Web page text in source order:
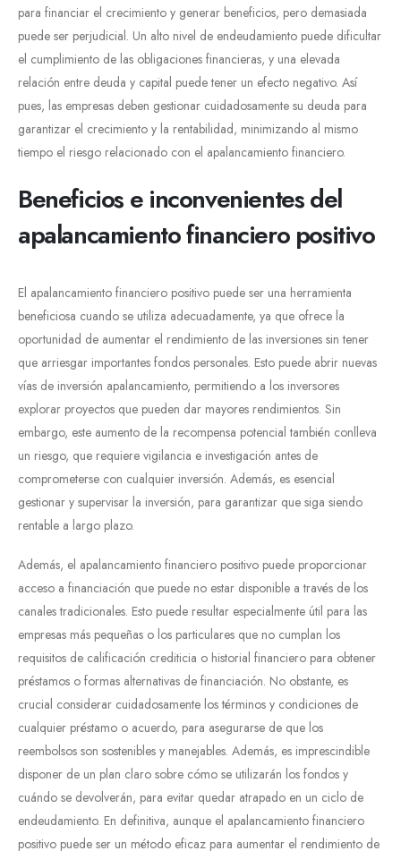
para financiar el crecimiento y generar beneficios, pero demasiada
puede ser perjudicial. Un alto nivel de endeudamiento puede dificultar
el cumplimiento de las obligaciones financieras, y una elevada
relación entre deuda y capital puede tener un efecto negativo. Así
pues, las empresas deben gestionar cuidadosamente su deuda para
garantizar el crecimiento y la rentabilidad, minimizando al mismo
tiempo el riesgo relacionado con el apalancamiento financiero.
Beneficios e inconvenientes del
apalancamiento financiero positivo
El apalancamiento financiero positivo puede ser una herramienta
beneficiosa cuando se utiliza adecuadamente, ya que ofrece la
oportunidad de aumentar el rendimiento de las inversiones sin tener
que arriesgar importantes fondos personales. Esto puede abrir nuevas
vías de inversión apalancamiento, permitiendo a los inversores
explorar proyectos que pueden dar mayores rendimientos. Sin
embargo, este aumento de la recompensa potencial también conlleva
un riesgo, que requiere vigilancia e investigación antes de
comprometerse con cualquier inversión. Además, es esencial
gestionar y supervisar la inversión, para garantizar que siga siendo
rentable a largo plazo.
Además, el apalancamiento financiero positivo puede proporcionar
acceso a financiación que puede no estar disponible a través de los
canales tradicionales. Esto puede resultar especialmente útil para las
empresas más pequeñas o los particulares que no cumplan los
requisitos de calificación crediticia o historial financiero para obtener
préstamos o formas alternativas de financiación. No obstante, es
crucial considerar cuidadosamente los términos y condiciones de
cualquier préstamo o acuerdo, para asegurarse de que los
reembolsos son sostenibles y manejables. Además, es imprescindible
disponer de un plan claro sobre cómo se utilizarán los fondos y
cuándo se devolverán, para evitar quedar atrapado en un ciclo de
endeudamiento. En definitiva, aunque el apalancamiento financiero
positivo puede ser un método eficaz para aumentar el rendimiento de